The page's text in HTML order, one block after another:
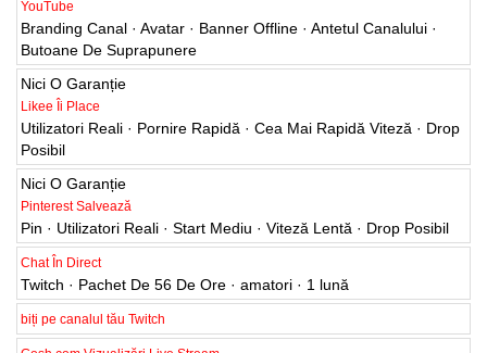
Branding Canal · Avatar · Banner Offline · Antetul Canalului ·
Butoane De Suprapunere
Nici O Garanție
Likee Îi Place
Utilizatori Reali · Pornire Rapidă · Cea Mai Rapidă Viteză · Drop
Posibil
Nici O Garanție
Pinterest Salvează
Pin · Utilizatori Reali · Start Mediu · Viteză Lentă · Drop Posibil
Chat În Direct
Twitch · Pachet De 56 De Ore · amatori · 1 lună
biți pe canalul tău Twitch
Gosh.com Vizualizări Live Stream